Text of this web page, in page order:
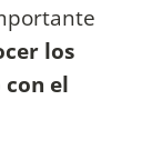
los
el